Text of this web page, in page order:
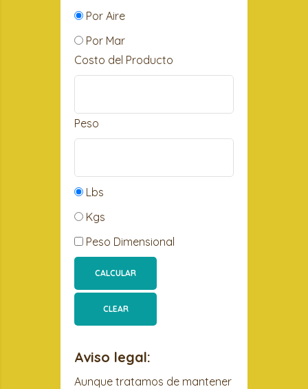
Por Aire
Por Mar
Costo del Producto
Peso
Lbs
Kgs
Peso Dimensional
CALCULAR
Aviso legal:
Aunque tratamos de mantener